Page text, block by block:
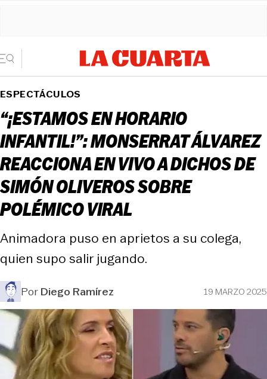
ESPECTÁCULOS
“¡ESTAMOS EN HORARIO
INFANTIL!”: MONSERRAT ÁLVAREZ
REACCIONA EN VIVO A DICHOS DE
SIMÓN OLIVEROS SOBRE
POLÉMICO VIRAL
Animadora puso en aprietos a su colega,
quien supo salir jugando.
PorDiego Ramírez 19 MARZO 2025